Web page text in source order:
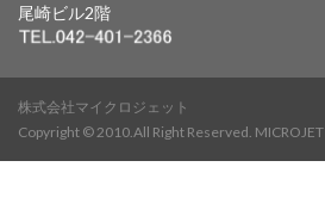
尾崎ビル2階
株式会社マイクロジェット
Copyright © 2010.All Right Reserved. MICROJET